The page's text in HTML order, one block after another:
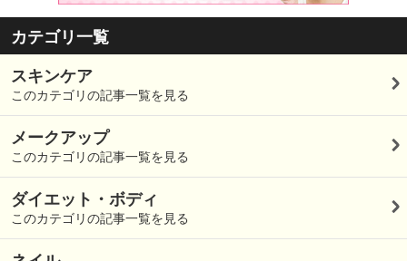
カテゴリ一覧
スキンケア
このカテゴリの記事一覧を見る
メークアップ
このカテゴリの記事一覧を見る
ダイエット・ボディ
このカテゴリの記事一覧を見る